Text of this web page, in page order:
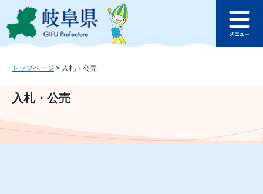
ジ
ュ
文
このページの本文へ
ュ
トップページ > 入札・公売
入札・公売